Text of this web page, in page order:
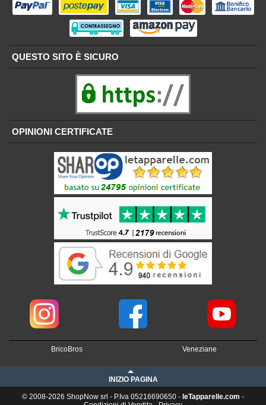
QUESTO SITO È SICURO
OPINIONI CERTIFICATE
BricoBros Veneziane
INIZIO PAGINA
© 2008-2026 ShopNow srl - P.Iva 05216690650 - leTapparelle.com -